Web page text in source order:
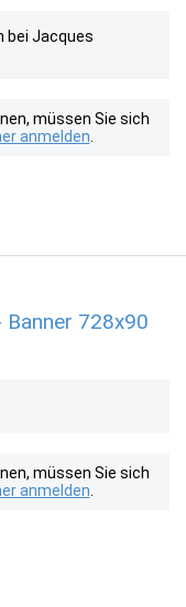
bei Jacques
müssen Sie sich
anmelden
728x90
müssen Sie sich
anmelden